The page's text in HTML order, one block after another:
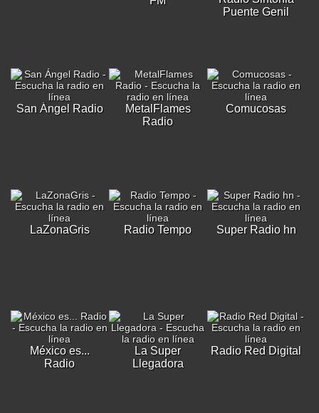
Puente Genil
San Ángel Radio
MetalFlames
Radio
Comucosas
LaZonaGris Radio Tempo Super Radio hn
México es...
Radio
La Super
Llegadora
Radio Red Digital